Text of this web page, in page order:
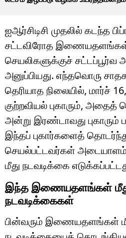
ஐஆர்சிடிசி முதலில் கடந்த
சட்டவிரோத இணையதளங்கள்
செயலிகளுக்குச் சட்டப்பூர்வ
அனுப்பியது. எந்தவொரு
தெரியாத நிலையில், மார்ச்
குற்றவியல் புகாரும், அதைத்
அன்று இரண்டாவது புகாரும்
இந்தப் புகார்களைத்
செயல்பட்டவர்கள்
மீது நடவடிக்கை
இந்த இணையதளங்கள் மீது
நடவடிக்கைகள்
பின்வரும் இணையதளங்கள்